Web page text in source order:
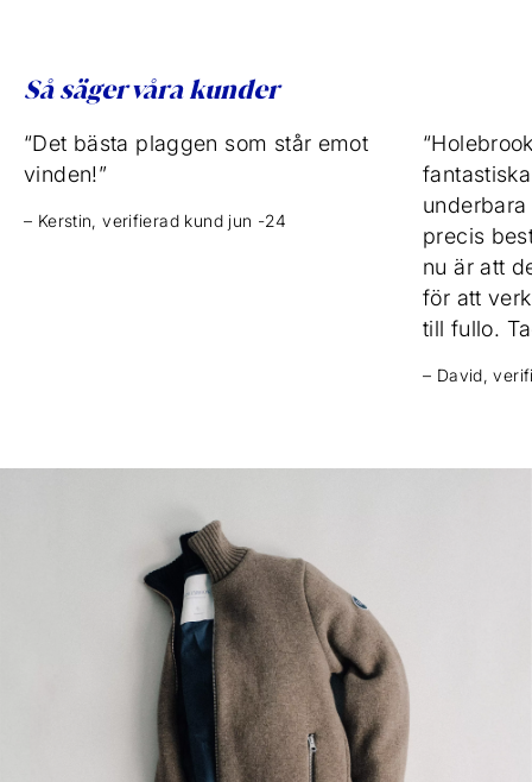
Så säger våra kunder
“Det bästa plaggen som står emot
vinden!”
– Kerstin, verifierad kund jun -24
precis
nu är att
för att
till fullo.
– David,